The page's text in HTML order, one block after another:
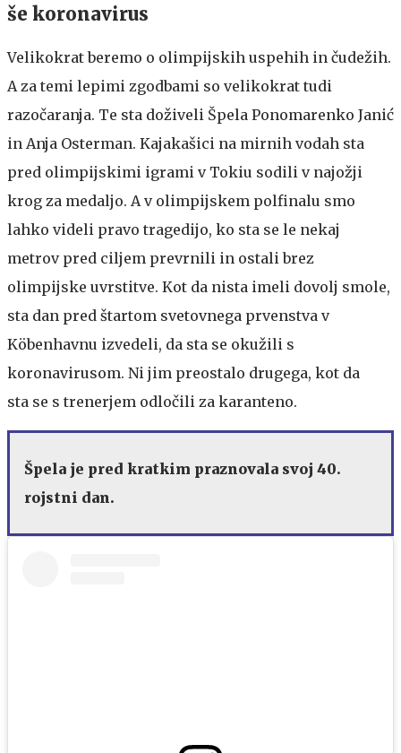
še koronavirus
Velikokrat beremo o olimpijskih uspehih in čudežih.
A za temi lepimi zgodbami so velikokrat tudi
razočaranja. Te sta doživeli Špela Ponomarenko Janić
in Anja Osterman. Kajakašici na mirnih vodah sta
pred olimpijskimi igrami v Tokiu sodili v najožji
krog za medaljo. A v olimpijskem polfinalu smo
lahko videli pravo tragedijo, ko sta se le nekaj
metrov pred ciljem prevrnili in ostali brez
olimpijske uvrstitve. Kot da nista imeli dovolj smole,
sta dan pred štartom svetovnega prvenstva v
Köbenhavnu izvedeli, da sta se okužili s
koronavirusom. Ni jim preostalo drugega, kot da
sta se s trenerjem odločili za karanteno.
Špela je pred kratkim praznovala svoj 40.
rojstni dan.